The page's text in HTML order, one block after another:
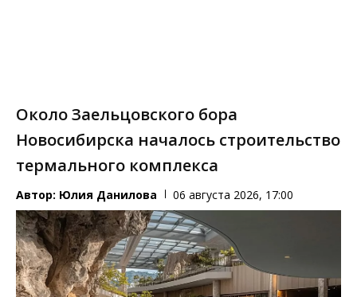
Около Заельцовского бора
Новосибирска началось строительство
термального комплекса
Автор: Юлия Данилова 06 августа 2026, 17:00